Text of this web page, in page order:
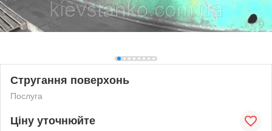
Стругання поверхонь
Послуга
Ціну уточнюйте